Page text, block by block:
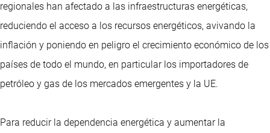
regionales han afectado a las infraestructuras energéticas,
reduciendo el acceso a los recursos energéticos, avivando la
inflación y poniendo en peligro el crecimiento económico de los
países de todo el mundo, en particular los importadores de
petróleo y gas de los mercados emergentes y la UE.
Para reducir la dependencia energética y aumentar la